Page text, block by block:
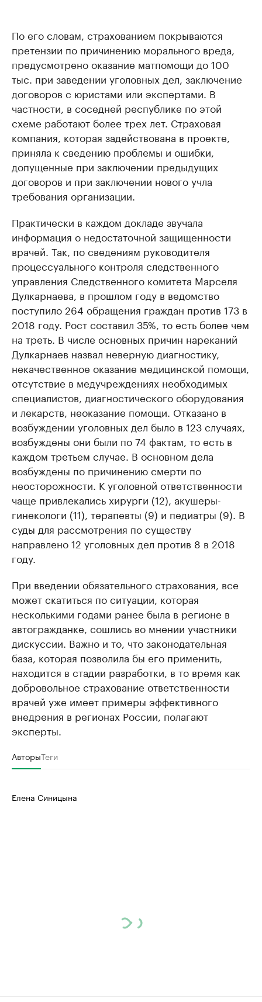
По его словам, страхованием покрываются
претензии по причинению морального вреда,
предусмотрено оказание матпомощи до 100
тыс. при заведении уголовных дел, заключение
договоров с юристами или экспертами. В
частности, в соседней республике по этой
схеме работают более трех лет. Страховая
компания, которая задействована в проекте,
приняла к сведению проблемы и ошибки,
допущенные при заключении предыдущих
договоров и при заключении нового учла
требования организации.
Практически в каждом докладе звучала
информация о недостаточной защищенности
врачей. Так, по сведениям руководителя
процессуального контроля следственного
управления Следственного комитета Марселя
Дулкарнаева, в прошлом году в ведомство
поступило 264 обращения граждан против 173 в
2018 году. Рост составил 35%, то есть более чем
на треть. В числе основных причин нареканий
Дулкарнаев назвал неверную диагностику,
некачественное оказание медицинской помощи,
отсутствие в медучреждениях необходимых
специалистов, диагностического оборудования
и лекарств, неоказание помощи. Отказано в
возбуждении уголовных дел было в 123 случаях,
возбуждены они были по 74 фактам, то есть в
каждом третьем случае. В основном дела
возбуждены по причинению смерти по
неосторожности. К уголовной ответственности
чаще привлекались хирурги (12), акушеры-
гинекологи (11), терапевты (9) и педиатры (9). В
суды для рассмотрения по существу
направлено 12 уголовных дел против 8 в 2018
году.
При введении обязательного страхования, все
может скатиться по ситуации, которая
несколькими годами ранее была в регионе в
автогражданке, сошлись во мнении участники
дискуссии. Важно и то, что законодательная
база, которая позволила бы его применить,
находится в стадии разработки, в то время как
добровольное страхование ответственности
врачей уже имеет примеры эффективного
внедрения в регионах России, полагают
эксперты.
АвторыТеги
Елена Синицына